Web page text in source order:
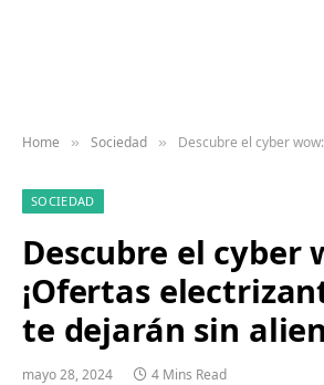
Home » Sociedad » Descubre el cyber wow: ¡Ofertas
SOCIEDAD
Descubre el cyber
¡Ofertas
te dejarán sin
mayo 28, 2024 4 Mins Read